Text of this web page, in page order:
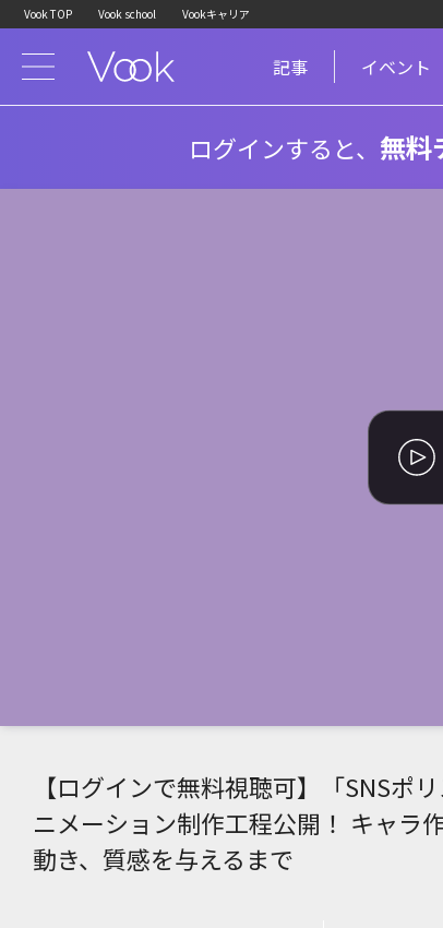
Vook TOP Vook school Vookキャリア
記事 イベント
ログインすると、 無料
【ログインで無料視聴可】「SNSポ
ニメーション制作工程公開！ キャラ
動き、質感を与えるまで